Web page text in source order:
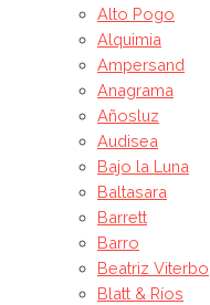
Alto Pogo
Alquimia
Ampersand
Anagrama
Añosluz
Audisea
Bajo la Luna
Baltasara
Barrett
Barro
Beatriz Viterbo
Blatt & Ríos